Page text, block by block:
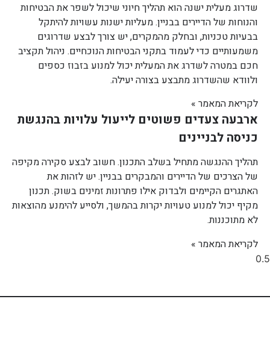
שדרוג מעלית ישנה הוא תהליך חיוני שיכול לשפר את הבטיחות
והנוחות של הדיירים בבניין. מעליות ישנות עשויות להיתקל
בבעיות טכניות, ובחלק מהמקרים, יש צורך לבצע שדרוגים
משמעותיים כדי לעמוד בתקני הבטיחות הנוכחיים. ניהול תקציב
חכם במטרה לשדרג את המעלית יכול למנוע בזבוז כספים
ולוודא שהשדרוג מתבצע בצורה יעילה.
לקריאת המאמר »
ארבעה צעדים פשוטים לייעול עלויות בהנגשת
כניסה לבניינים
תהליך ההנגשה מתחיל בשלב התכנון. חשוב לבצע סקירה מקיפה
של הצרכים של הדיירים והמבקרים בבניין. יש לזהות את
האתגרים הקיימים ולבדוק אילו פתרונות זמינים בשוק. תכנון
מקיף יכול למנוע טעויות יקרות בהמשך, ולסייע להימנע מהוצאות
לא מתוכננות.
לקריאת המאמר »